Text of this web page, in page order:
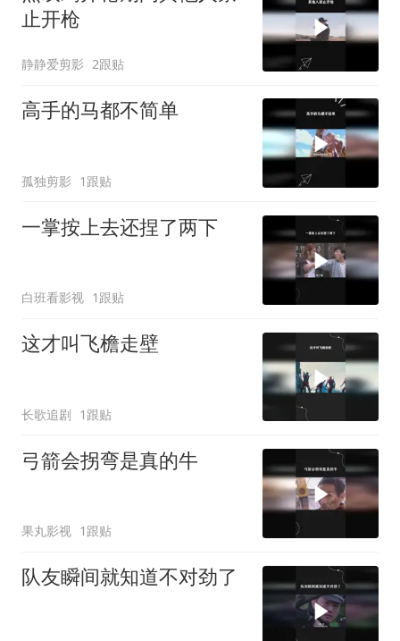
止开枪
静静爱剪影 2跟贴
高手的马都不简单
孤独剪影 1跟贴
一掌按上去还捏了两下
白班看影视 1跟贴
这才叫飞檐走壁
长歌追剧 1跟贴
弓箭会拐弯是真的牛
果丸影视 1跟贴
队友瞬间就知道不对劲了